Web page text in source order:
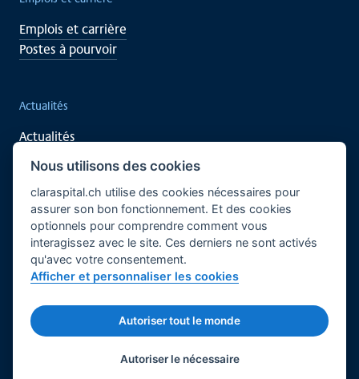
Emplois et carrière
Postes à pourvoir
Actualités
Actualités
Événements
Soutenez vous aussi
Recherche clinique
Centre de rencontre CURA
Bases légales
Mentions légales
© 2026 Claraspital - Tous droits réservés.
Nous utilisons des cookies
claraspital.ch utilise des cookies nécessaires pour
assurer son bon fonctionnement. Et des cookies
optionnels pour comprendre comment vous
interagissez avec le site. Ces derniers ne sont activés
qu'avec votre consentement.
Afficher et personnaliser les cookies
Autoriser tout le monde
Autoriser le nécessaire